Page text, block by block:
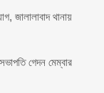
জালালাবাদ থানায়
গেদন মেম্বার